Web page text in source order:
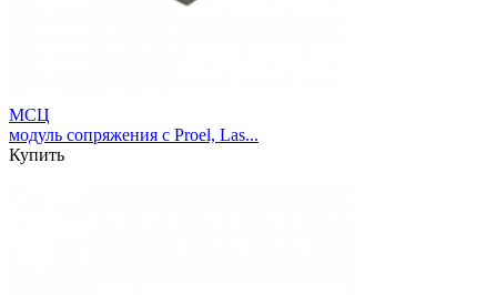
МСЦ
модуль сопряжения с Proel, Las...
Купить